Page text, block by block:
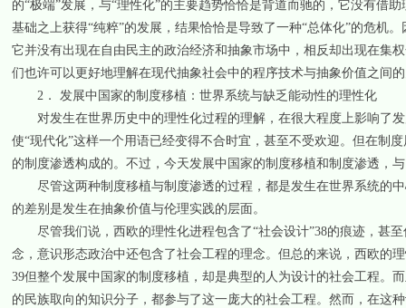
的“极端”发展，与“理性化”的主要趋势恰恰是背道而驰的，它没有借
基础之上获得“纯粹”的发展，结果恰恰是导致了一种“总体化”的危机
它并没有出现在自由民主的政治经济和抽象市场中，相反却出现在集
们也许可以更好地理解在现代抽象社会中的程序技术与抽象价值之间
2． 发展中国家的制度移植：世界系统与缺乏能动性的理性化
对发生在世界历史中的理性化过程的理解，在很大程度上影响了发
使“现代化”这样一个用语已经变得不合时宜，甚至不受欢迎。但在制
的制度渗透构成的。不过，今天发展中国家的制度移植和制度渗透，
尽管这两种制度移植与制度渗透的过程，都是发生在世界系统的中
的差别是发生在抽象价值与伦理实践的层面。
尽管我们说，西欧的理性化进程包含了“社会设计”38的痕迹，甚至
念，意识形态政治中还包含了社会工程的理念。但总的来说，西欧的
39但整个发展中国家的制度移植，却是典型的人为设计的社会工程。
的民族取向的知识分子，都参与了这一庞大的社会工程。然而，在这